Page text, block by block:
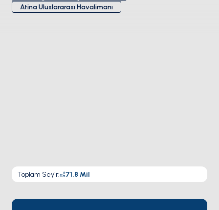
Atina Uluslararası Havalimanı
Toplam Seyir: 71.8 Mil